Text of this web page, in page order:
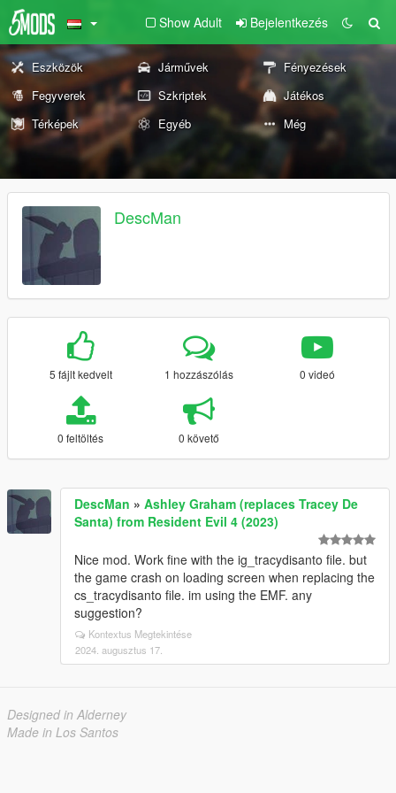
Show Adult Bejelentkezés
Eszközök Járművek
Fényezések
Fegyverek
Szkriptek
Játékos
Térképek
Egyéb Még
DescMan
5 fájlt kedvelt 1 hozzászólás 0 videó
0 feltöltés 0 követő
DescMan » Ashley Graham (replaces Tracey De
Santa) from Resident Evil 4 (2023)
Nice mod. Work fine with the ig_tracydisanto file. but
the game crash on loading screen when replacing the
cs_tracydisanto file. im using the EMF. any
suggestion?
Kontextus Megtekintése
2024. augusztus 17.
Designed in Alderney
Made in Los Santos